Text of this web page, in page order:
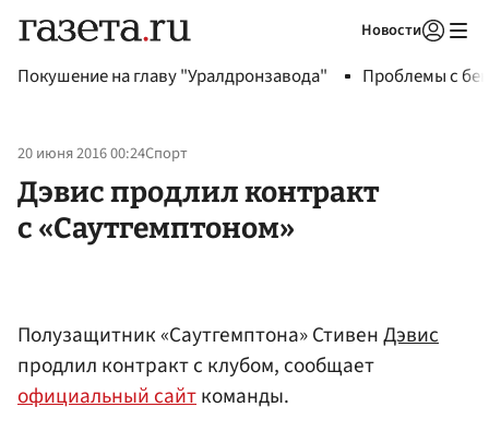
Новости
Покушение на главу "Уралдронзавода" Проблемы с
20 июня 2016 00:24Спорт
Дэвис продлил контракт
с «Саутгемптоном»
Полузащитник «Саутгемптона» СтивенДэвис
продлил контракт с клубом, сообщает
официальный сайткоманды.